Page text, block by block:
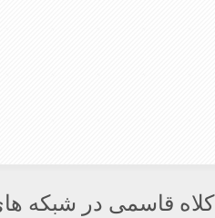
کلاه قاسمی در شبکه